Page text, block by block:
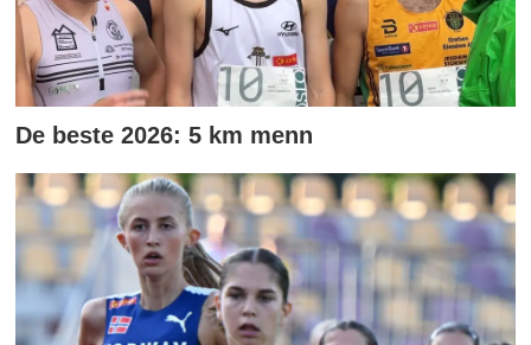
De beste 2026: 5 km menn